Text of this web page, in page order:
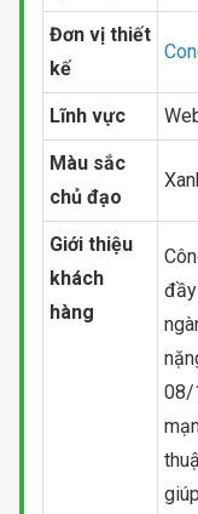
Đơn vị thiết
kế
Lĩnh vực
Màu sắc
chủ đạo
Giới thiệu
khách
hàng
08/